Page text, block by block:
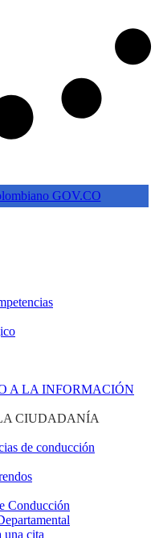
A LA INFORMACIÓN
CIUDADANÍA
de conducción
Conducción
una cita